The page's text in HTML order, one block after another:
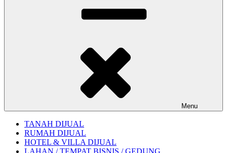
Menu
TANAH DIJUAL
RUMAH DIJUAL
HOTEL & VILLA DIJUAL
LAHAN / TEMPAT BISNIS / GEDUNG